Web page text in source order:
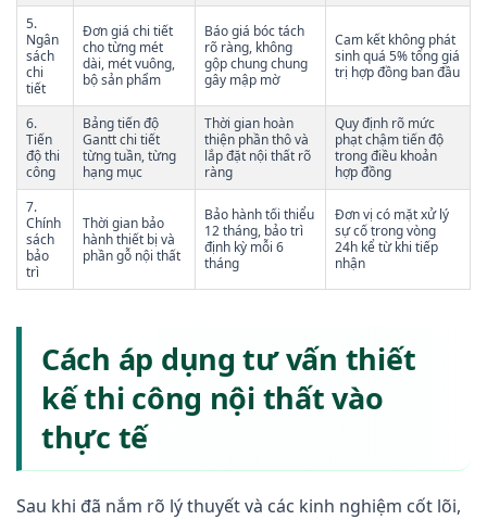
5.
Ngân
sách
chi
tiết
Đơn giá chi tiết
cho từng mét
dài, mét vuông,
bộ sản phẩm
Báo giá bóc tách
rõ ràng, không
gộp chung chung
gây mập mờ
Cam kết không phát
sinh quá 5% tổng giá
trị hợp đồng ban đầu
6.
Tiến
độ thi
công
Bảng tiến độ
Gantt chi tiết
từng tuần, từng
hạng mục
Thời gian hoàn
thiện phần thô và
lắp đặt nội thất rõ
ràng
Quy định rõ mức
phạt chậm tiến độ
trong điều khoản
hợp đồng
7.
Chính
sách
bảo
trì
Thời gian bảo
hành thiết bị và
phần gỗ nội thất
Bảo hành tối thiểu
12 tháng, bảo trì
định kỳ mỗi 6
tháng
Đơn vị có mặt xử lý
sự cố trong vòng
24h kể từ khi tiếp
nhận
Cách áp dụng tư vấn thiết
kế thi công nội thất vào
thực tế
Sau khi đã nắm rõ lý thuyết và các kinh nghiệm cốt lõi,